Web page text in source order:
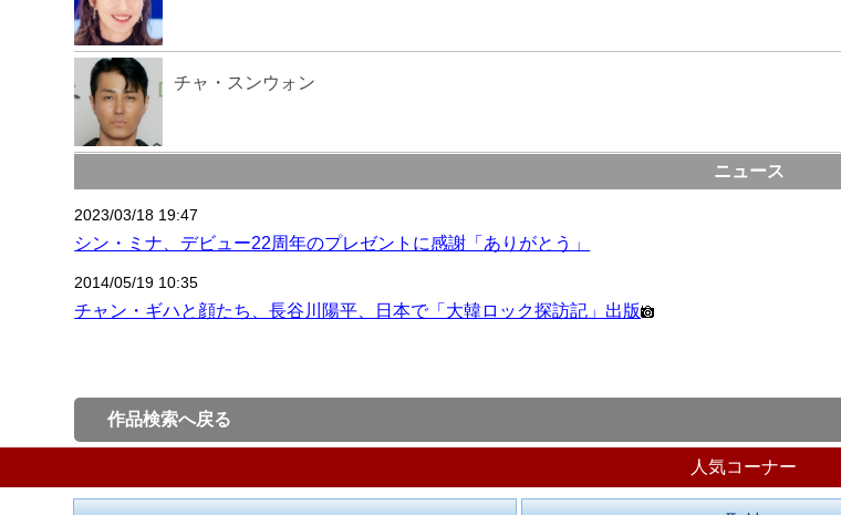
チャ・スンウォン
ニュース
2023/03/18 19:47
シン・ミナ、デビュー22周年のプレゼントに感謝「ありがとう」
2014/05/19 10:35
チャン・ギハと顔たち、長谷川陽平、日本で「大韓ロック探訪記」出版
作品検索へ戻る
人気コーナー